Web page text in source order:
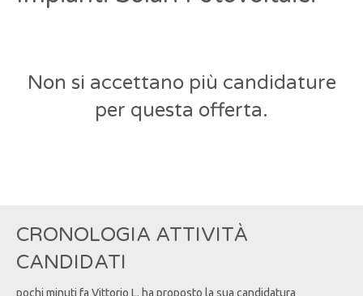
Non si accettano più candidature
per questa offerta.
CRONOLOGIA ATTIVITÀ
CANDIDATI
pochi minuti fa Vittorio L. ha proposto la sua candidatura